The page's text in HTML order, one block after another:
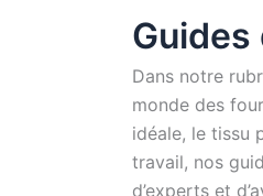
Guides
Dans notre
monde des
idéale, le tissu
travail, nos
d’experts et